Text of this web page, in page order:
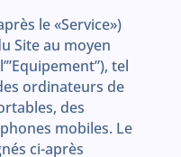
le «Service»)
Site au moyen
tel
ordinateurs de
des
mobiles. Le
ci-après